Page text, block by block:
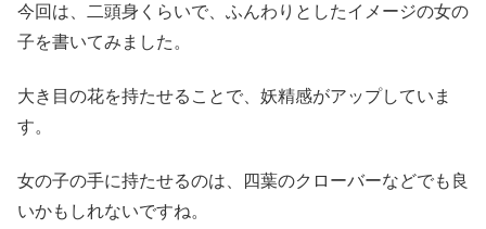
今回は、二頭身くらいで、ふんわりとしたイメージの女の
子を書いてみました。
大き目の花を持たせることで、妖精感がアップしていま
す。
女の子の手に持たせるのは、四葉のクローバーなどでも良
いかもしれないですね。